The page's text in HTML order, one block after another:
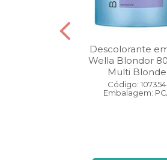
Descolorante
Wella Blondor
Multi Blonde
Código: 107354
Embalagem: